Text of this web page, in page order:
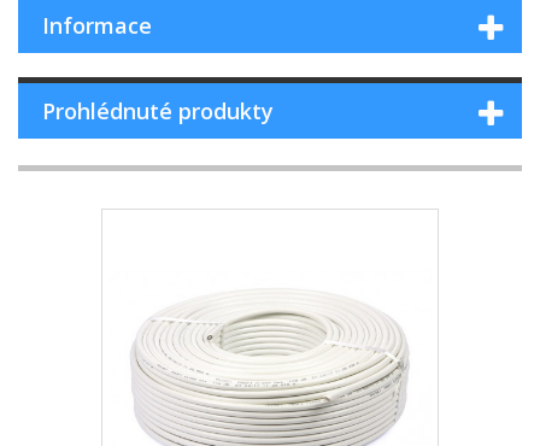
Informace
Prohlédnuté produkty